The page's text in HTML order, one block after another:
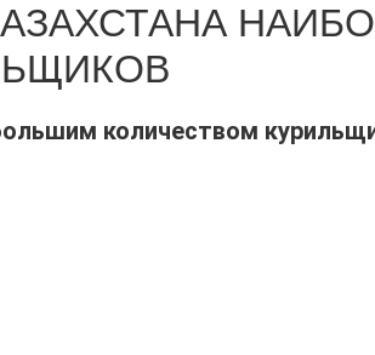
количеством